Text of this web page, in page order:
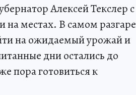
Алексей Текслер с
на местах. В самом разгаре
на ожидаемый урожай и
дни остались до
пора готовиться к